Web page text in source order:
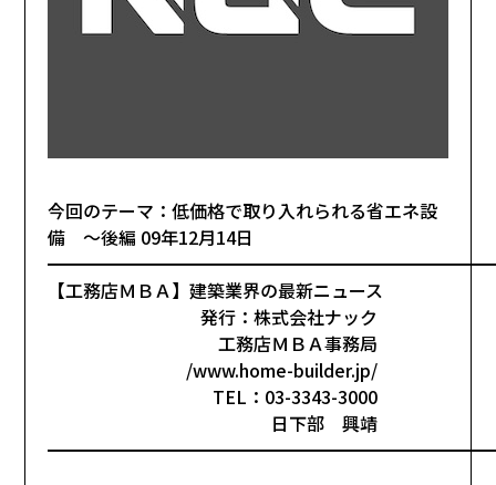
今回のテーマ：低価格で取り入れられる省エネ設
備 〜後編 09年12月14日
【工務店ＭＢＡ】建築業界の最新ニュース
発行：株式会社ナック
工務店ＭＢＡ事務局
/www.home-builder.jp/
TEL：03-3343-3000
日下部 興靖